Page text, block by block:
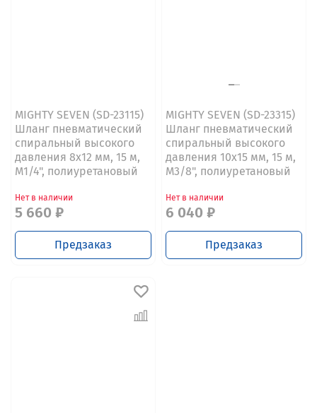
MIGHTY SEVEN (SD-23115)
Шланг пневматический
спиральный высокого
давления 8х12 мм, 15 м,
М1/4", полиуретановый
Нет в наличии
5 660 ₽
Предзаказ
MIGHTY SEVEN (SD-23315)
Шланг пневматический
спиральный высокого
давления 10х15 мм, 15 м,
М3/8", полиуретановый
Нет в наличии
6 040 ₽
Предзаказ